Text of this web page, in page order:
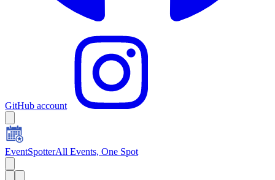
GitHub account
EventSpotterAll Events, One Spot